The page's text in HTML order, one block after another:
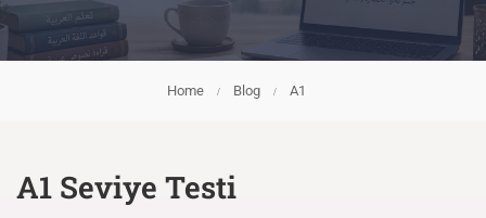
Home Blog A1
A1 Seviye Testi